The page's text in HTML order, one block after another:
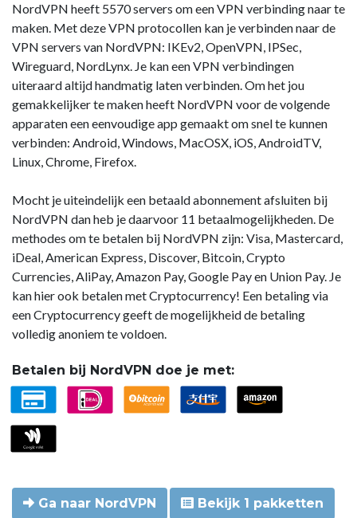
NordVPN heeft 5570 servers om een VPN verbinding naar te
maken. Met deze VPN protocollen kan je verbinden naar de
VPN servers van NordVPN: IKEv2, OpenVPN, IPSec,
Wireguard, NordLynx. Je kan een VPN verbindingen
uiteraard altijd handmatig laten verbinden. Om het jou
gemakkelijker te maken heeft NordVPN voor de volgende
apparaten een eenvoudige app gemaakt om snel te kunnen
verbinden: Android, Windows, MacOSX, iOS, AndroidTV,
Linux, Chrome, Firefox.
Mocht je uiteindelijk een betaald abonnement afsluiten bij
NordVPN dan heb je daarvoor 11 betaalmogelijkheden. De
methodes om te betalen bij NordVPN zijn: Visa, Mastercard,
iDeal, American Express, Discover, Bitcoin, Crypto
Currencies, AliPay, Amazon Pay, Google Pay en Union Pay. Je
kan hier ook betalen met Cryptocurrency! Een betaling via
een Cryptocurrency geeft de mogelijkheid de betaling
volledig anoniem te voldoen.
Betalen bij NordVPN doe je met:
Ga naar NordVPN Bekijk 1 pakketten